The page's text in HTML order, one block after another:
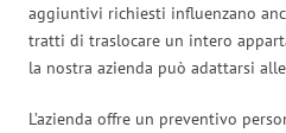
aggiuntivi richiesti influenzano
tratti di traslocare un intero
la nostra azienda può adattarsi
L’azienda offre un preventivo